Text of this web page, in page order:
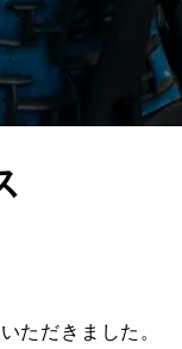
ただきました。